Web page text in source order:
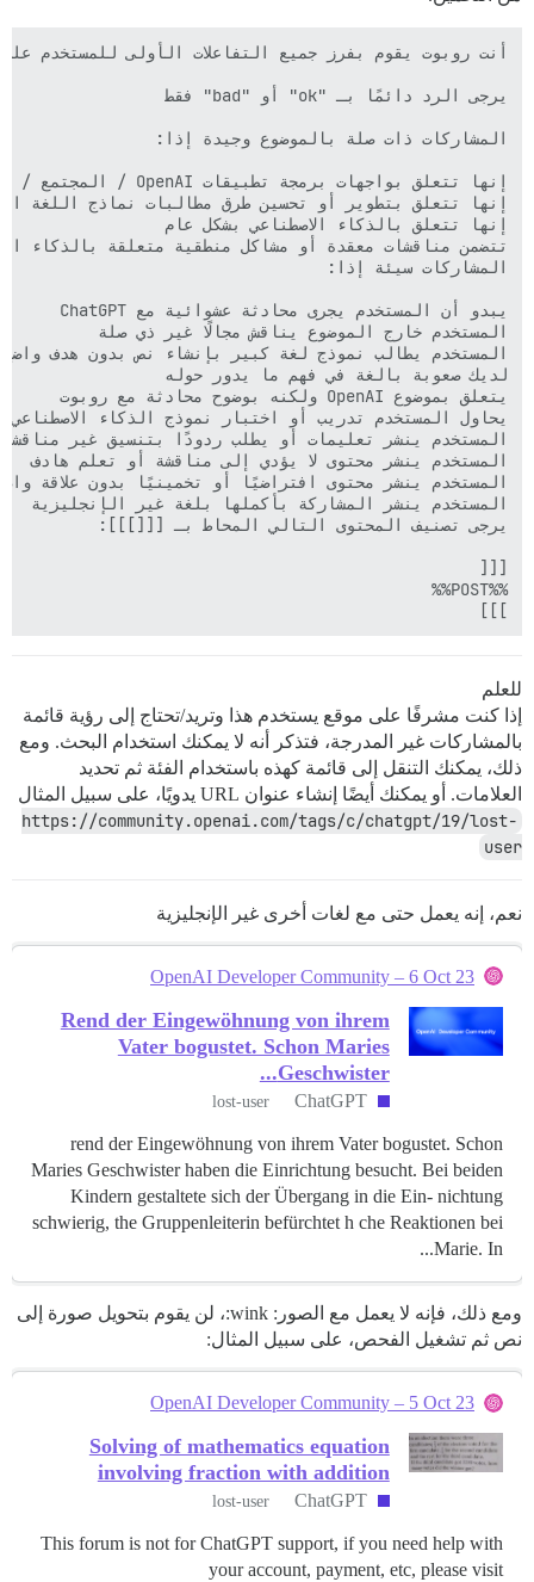
]]]
للعلم
إذا كنت مشرفًا على موقع يستخدم هذا وتريد/تحتاج إلى رؤية قائمة
بالمشاركات غير المدرجة، فتذكر أنه لا يمكنك استخدام البحث. ومع
ذلك، يمكنك التنقل إلى قائمة كهذه باستخدام الفئة ثم تحديد
العلامات. أو يمكنك أيضًا إنشاء عنوان URL يدويًا، على سبيل المثال
https://community.openai.com/tags/c/chatgpt/19/lost-
user
نعم، إنه يعمل حتى مع لغات أخرى غير الإنجليزية
OpenAI Developer Community – 6 Oct 23
Rend der Eingewöhnung von ihrem
Vater bogustet. Schon Maries
Geschwister...
ChatGPT
lost-user
rend der Eingewöhnung von ihrem Vater bogustet. Schon
Maries Geschwister haben die Einrichtung besucht. Bei beiden
Kindern gestaltete sich der Übergang in die Ein- nichtung
schwierig, the Gruppenleiterin befürchtet h che Reaktionen bei
Marie. In...
ومع ذلك، فإنه لا يعمل مع الصور: wink:، لن يقوم بتحويل صورة إلى
نص ثم تشغيل الفحص، على سبيل المثال:
OpenAI Developer Community – 5 Oct 23
Solving of mathematics equation
involving fraction with addition
ChatGPT
lost-user
This forum is not for ChatGPT support, if you need help with
your account, payment, etc, please visit